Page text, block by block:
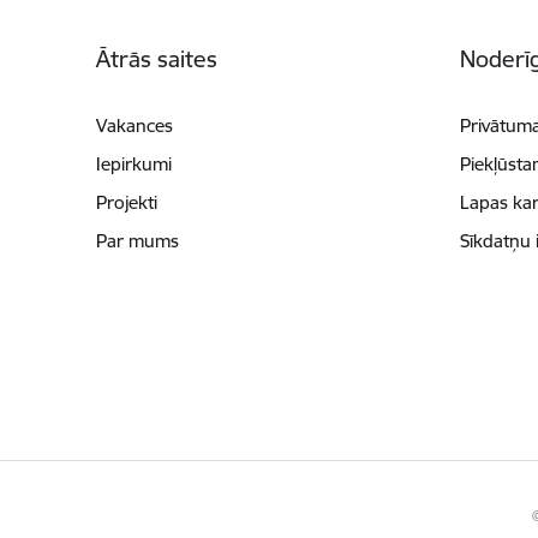
Ātrās saites
Vakances
Iepirkumi
Projekti
Par mums
Lapas
Sīkdatņu